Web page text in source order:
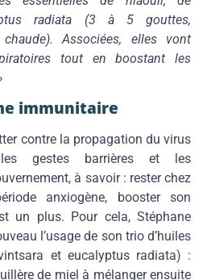
radiata (3 à 5 gouttes,
Associées, elles vont
tout en boostant les
immunitaire
contre la propagation du virus
gestes barrières et les
à savoir : rester chez
anxiogène, booster son
un plus. Pour cela, Stéphane
l’usage de son trio d’huiles
et eucalyptus radiata) :
de miel à mélanger ensuite